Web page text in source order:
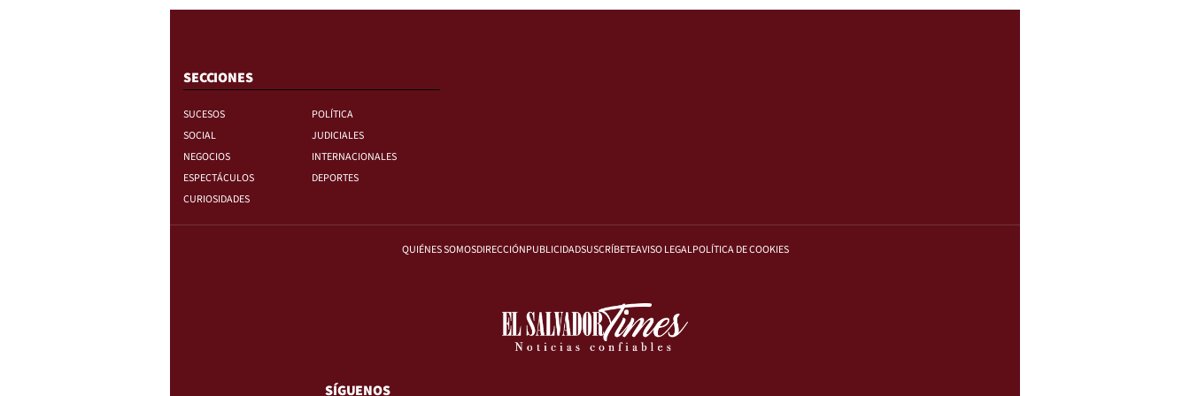
SECCIONES
SUCESOS
POLÍTICA
SOCIAL
JUDICIALES
NEGOCIOS
INTERNACIONALES
ESPECTÁCULOS
DEPORTES
CURIOSIDADES
QUIÉNES SOMOSDIRECCIÓNPUBLICIDADSUSCRÍBETEAVISO LEGALPOLÍTICA DE COOKIES
SÍGUENOS